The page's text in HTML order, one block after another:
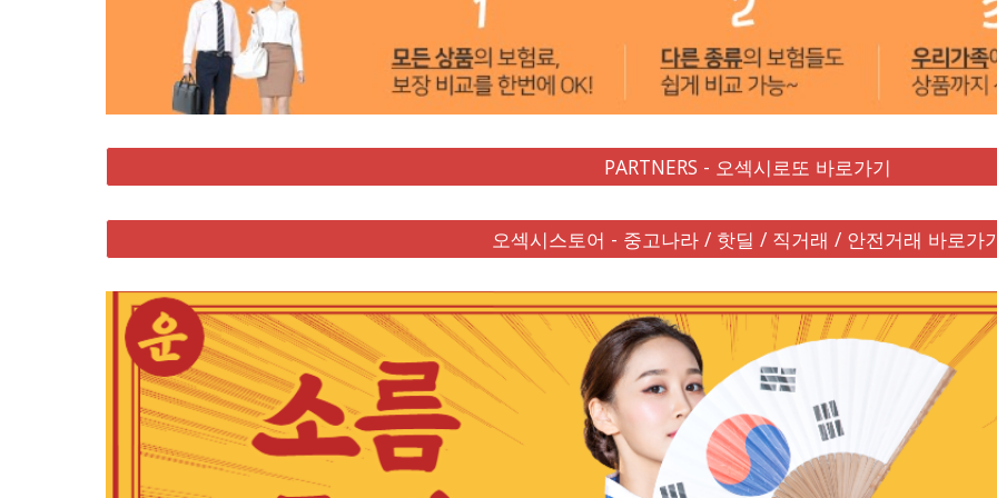
PARTNERS - 오섹시로또 바로가기
오섹시스토어 - 중고나라 / 핫딜 / 직거래 / 안전거래 바로가